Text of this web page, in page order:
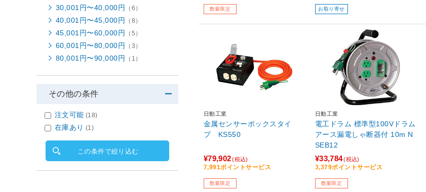
数量限定 お取り寄せ
日動工業
金属センサーボックスタイ
プ KS550
¥79,902(税込)
7,991ポイントサービス
数量限定
日動工業
電工ドラム 標準型100Vドラム
アース漏電しゃ断器付 10m N
SEB12
¥33,784(税込)
3,379ポイントサービス
数量限定
30,001円〜40,000円 （6）
40,001円〜45,000円 （8）
45,001円〜60,000円 （5）
60,001円〜80,000円 （3）
80,001円〜90,000円 （1）
その他の条件
注文可能 (18)
在庫あり (1)
この条件で絞り込む